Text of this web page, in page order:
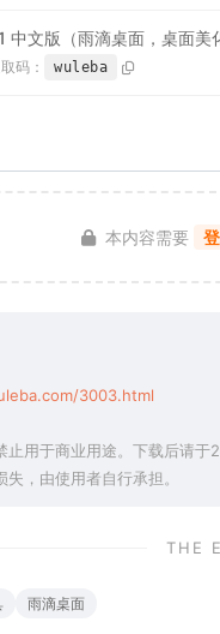
中文版（雨滴桌面，桌面美
码： wuleba
本内容需要
3003.html
止用于商业用途。下载后请
，由使用者自行承担。
THE
雨滴桌面